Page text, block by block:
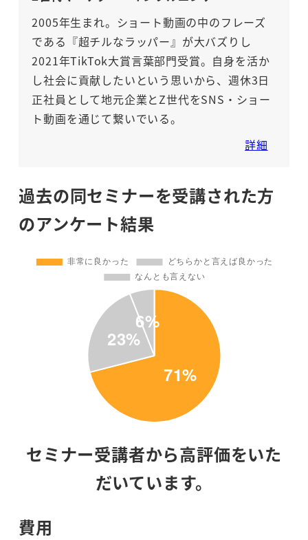
2005年生まれ。ショート動画の中のフレーズ
である『超チルなラッパー』が大バズりし
2021年TikTok大賞言葉部門受賞。自身を活か
し社会に貢献したいという思いから、週休3日
正社員として地元企業とZ世代をSNS・ショー
ト動画を通じて繋いでいる。
詳細
過去の同セミナーを受講された方
のアンケート結果
セミナー受講者から高評価をいた
だいています。
費用